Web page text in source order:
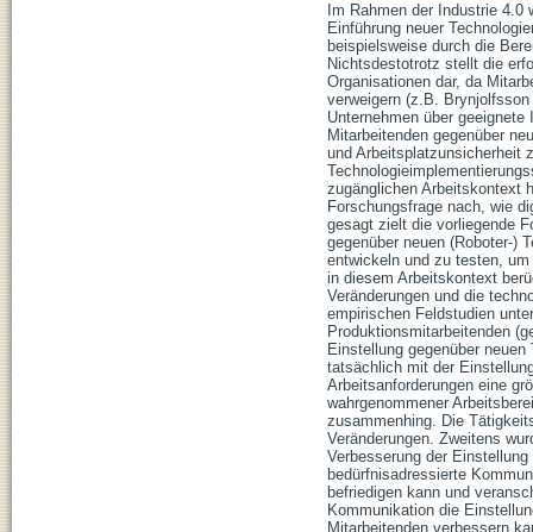
Im Rahmen der Industrie
Einführung neuer
beispielsweise durch die
Nichtsdestotrotz stellt die
Organisationen dar, da
verweigern (z.B.
Unternehmen über
Mitarbeitenden gegenüber
und Arbeitsplatzunsicherheit
zugänglichen Arbeitskontext
Forschungsfrage nach, wie
gesagt zielt die vorliegende
gegenüber neuen (Roboter-)
entwickeln und zu testen,
in diesem Arbeitskontext
Veränderungen und die
empirischen Feldstudien
Produktionsmitarbeitenden
Einstellung gegenüber
tatsächlich mit der
Arbeitsanforderungen eine
wahrgenommener
zusammenhing. Die
Veränderungen. Zweitens
Verbesserung der
bedürfnisadressierte
befriedigen kann und
Kommunikation die
Mitarbeitenden verbessern